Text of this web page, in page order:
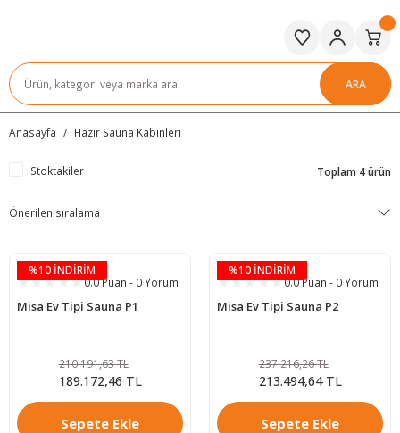
ARA
Anasayfa Hazır Sauna Kabinleri
Stoktakiler Toplam 4 ürün
%10 İNDİRİM
0.0 Puan - 0 Yorum
Misa Ev Tipi Sauna P1
210.191,63 TL
189.172,46 TL
Sepete Ekle
%10 İNDİRİM
0.0 Puan - 0 Yorum
Misa Ev Tipi Sauna P2
237.216,26 TL
213.494,64 TL
Sepete Ekle